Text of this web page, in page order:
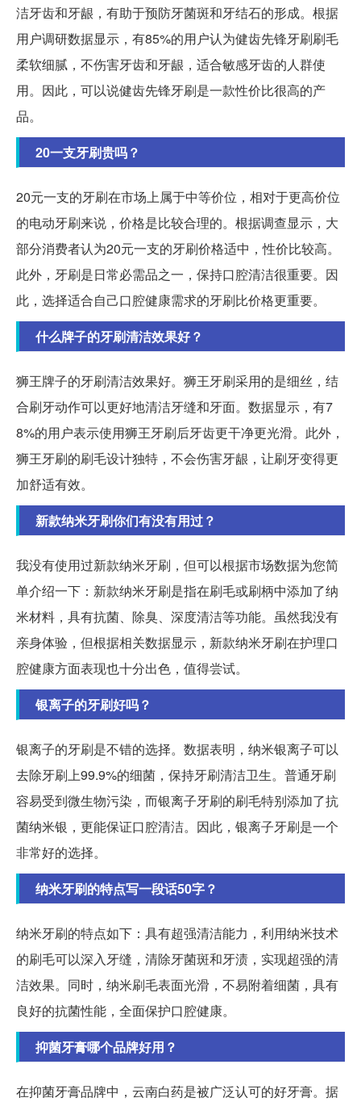
洁牙齿和牙龈，有助于预防牙菌斑和牙结石的形成。根据
用户调研数据显示，有85%的用户认为健齿先锋牙刷刷毛
柔软细腻，不伤害牙齿和牙龈，适合敏感牙齿的人群使
用。因此，可以说健齿先锋牙刷是一款性价比很高的产
品。
20一支牙刷贵吗？
20元一支的牙刷在市场上属于中等价位，相对于更高价位
的电动牙刷来说，价格是比较合理的。根据调查显示，大
部分消费者认为20元一支的牙刷价格适中，性价比较高。
此外，牙刷是日常必需品之一，保持口腔清洁很重要。因
此，选择适合自己口腔健康需求的牙刷比价格更重要。
什么牌子的牙刷清洁效果好？
狮王牌子的牙刷清洁效果好。狮王牙刷采用的是细丝，结
合刷牙动作可以更好地清洁牙缝和牙面。数据显示，有7
8%的用户表示使用狮王牙刷后牙齿更干净更光滑。此外，
狮王牙刷的刷毛设计独特，不会伤害牙龈，让刷牙变得更
加舒适有效。
新款纳米牙刷你们有没有用过？
我没有使用过新款纳米牙刷，但可以根据市场数据为您简
单介绍一下：新款纳米牙刷是指在刷毛或刷柄中添加了纳
米材料，具有抗菌、除臭、深度清洁等功能。虽然我没有
亲身体验，但根据相关数据显示，新款纳米牙刷在护理口
腔健康方面表现也十分出色，值得尝试。
银离子的牙刷好吗？
银离子的牙刷是不错的选择。数据表明，纳米银离子可以
去除牙刷上99.9%的细菌，保持牙刷清洁卫生。普通牙刷
容易受到微生物污染，而银离子牙刷的刷毛特别添加了抗
菌纳米银，更能保证口腔清洁。因此，银离子牙刷是一个
非常好的选择。
纳米牙刷的特点写一段话50字？
纳米牙刷的特点如下：具有超强清洁能力，利用纳米技术
的刷毛可以深入牙缝，清除牙菌斑和牙渍，实现超强的清
洁效果。同时，纳米刷毛表面光滑，不易附着细菌，具有
良好的抗菌性能，全面保护口腔健康。
抑菌牙膏哪个品牌好用？
在抑菌牙膏品牌中，云南白药是被广泛认可的好牙膏。据